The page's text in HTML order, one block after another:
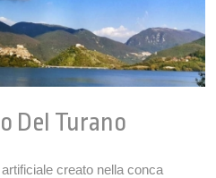
Del Turano
creato nella conca